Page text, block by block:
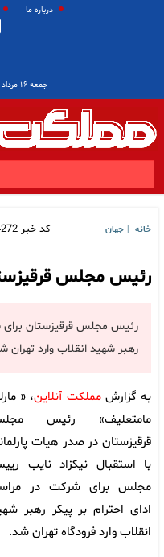
درباره ما
جمعه ۱۶ مرداد ۱۴۰۵
خانه جهان کد خبر
رئیس مجلس
رئیس مجلس قرقیزستان برای
رهبر شهید انقلاب وارد تهران
به گزارشمملکت آنلاین، «
مامتعلیف» رئیس
قرقیزستان در صدر هیات
با استقبال نیکزاد نایب
مجلس برای شرکت در
ادای احترام بر پیکر رهبر
انقلاب وارد فرودگاه تهران شد.